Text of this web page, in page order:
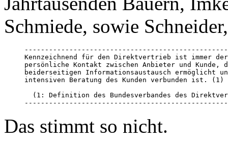
Schmiede, sowie
Kennzeichnend für den Direktvertrieb ist immer
persönliche Kontakt zwischen Anbieter und Kunde,
beiderseitigen Informationsaustausch ermöglicht
intensiven Beratung des Kunden verbunden ist. (1)
(1: Definition des Bundesverbandes des
Das stimmt so nicht.